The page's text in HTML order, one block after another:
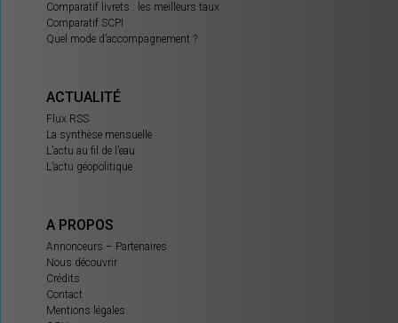
Comparatif livrets : les meilleurs taux
Comparatif SCPI
Quel mode d’accompagnement ?
ACTUALITÉ
Flux RSS
La synthèse mensuelle
L’actu au fil de l’eau
L’actu géopolitique
A PROPOS
Annonceurs – Partenaires
Nous découvrir
Crédits
Contact
Mentions légales